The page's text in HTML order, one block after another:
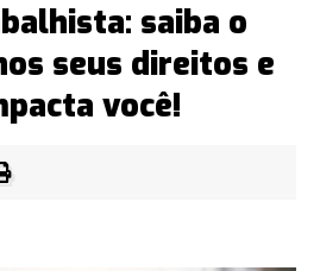
saiba o
seus direitos e
você!